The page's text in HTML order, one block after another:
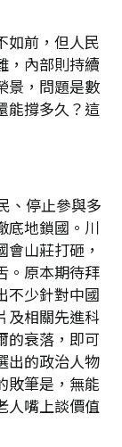
如前，但人民
，內部則持續
景，問題是數
能撐多久？這
、停止參與多
底地鎖國。川
山莊打砸，
。原本期待拜
不少針對中國
及相關先進科
的衰落，即可
出的政治人物
敗筆是，無能
人嘴上談價值